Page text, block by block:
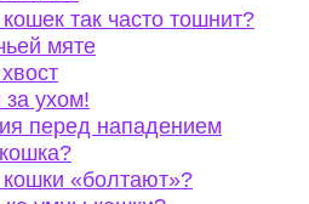
так часто тошнит?
мяте
ухом!
перед нападением
«болтают»?